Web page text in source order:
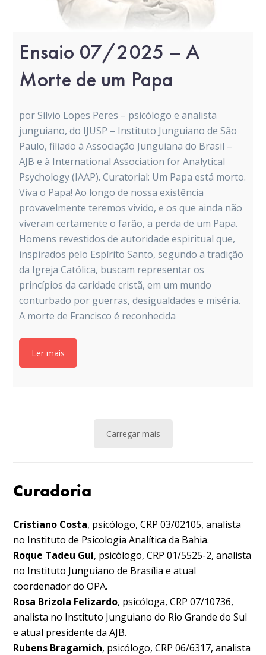
Ensaio 07/2025 – A
Morte de um Papa
por Sílvio Lopes Peres – psicólogo e analista
junguiano, do IJUSP – Instituto Junguiano de São
Paulo, filiado à Associação Junguiana do Brasil –
AJB e à International Association for Analytical
Psychology (IAAP). Curatorial: Um Papa está morto.
Viva o Papa! Ao longo de nossa existência
provavelmente teremos vivido, e os que ainda não
viveram certamente o farão, a perda de um Papa.
Homens revestidos de autoridade espiritual que,
inspirados pelo Espírito Santo, segundo a tradição
da Igreja Católica, buscam representar os
princípios da caridade cristã, em um mundo
conturbado por guerras, desigualdades e miséria.
A morte de Francisco é reconhecida
Ler mais
Carregar mais
Curadoria
Cristiano Costa, psicólogo, CRP 03/02105, analista
no Instituto de Psicologia Analítica da Bahia.
Roque Tadeu Gui, psicólogo, CRP 01/5525-2, analista
no Instituto Junguiano de Brasília e atual
coordenador do OPA.
Rosa Brizola Felizardo, psicóloga, CRP 07/10736,
analista no Instituto Junguiano do Rio Grande do Sul
e atual presidente da AJB.
Rubens Bragarnich, psicólogo, CRP 06/6317, analista